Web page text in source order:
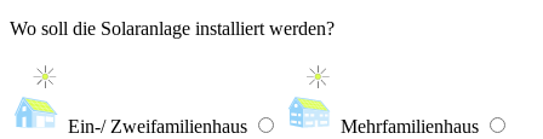
Wo soll die Solaranlage installiert werden?
Ein-/ Zweifamilienhaus Mehrfamilienhaus